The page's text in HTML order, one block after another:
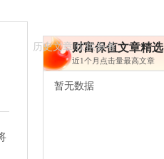
财富保值文章精选
近1个月点击量最高文章
暂无数据